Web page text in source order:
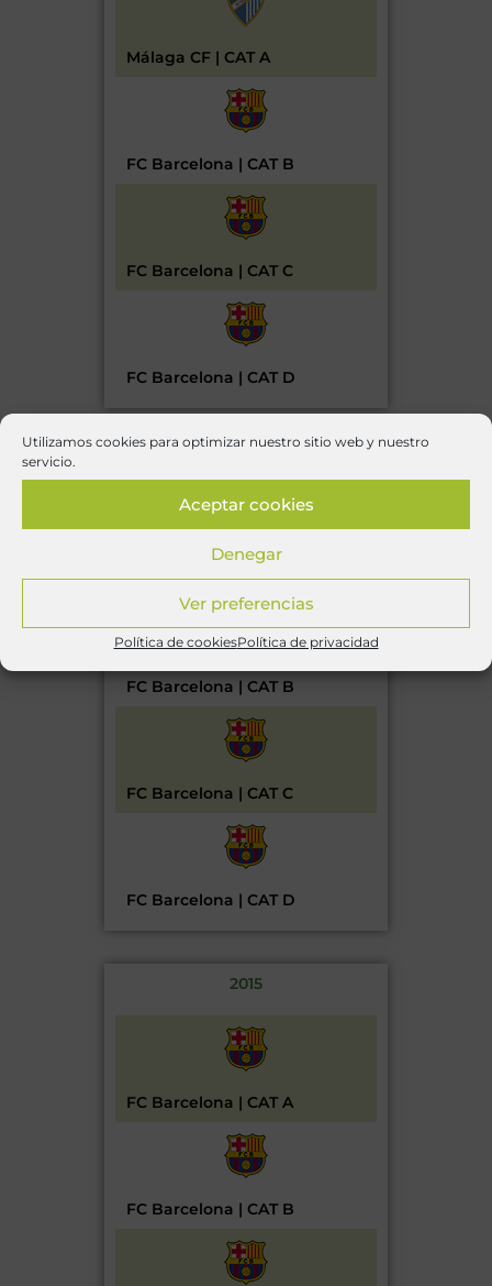
Utilizamos cookies para optimizar nuestro sitio web y nuestro
servicio.
Aceptar cookies
Denegar
Ver preferencias
Política de cookiesPolítica de privacidad
Málaga CF | CAT A
FC Barcelona | CAT B
FC Barcelona | CAT C
FC Barcelona | CAT D
FC Barcelona | CAT A
FC Barcelona | CAT B
FC Barcelona | CAT C
FC Barcelona | CAT D
2015
FC Barcelona | CAT A
FC Barcelona | CAT B